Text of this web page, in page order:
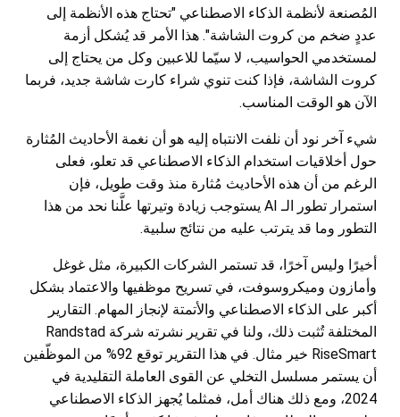
المُصنعة لأنظمة الذكاء الاصطناعي "تحتاج هذه الأنظمة إلى
عددٍ ضخم من كروت الشاشة". هذا الأمر قد يُشكل أزمة
لمستخدمي الحواسيب، لا سيّما للاعبين وكل من يحتاج إلى
كروت الشاشة، فإذا كنت تنوي شراء كارت شاشة جديد، فربما
الآن هو الوقت المناسب.
شيء آخر نود أن نلفت الانتباه إليه هو أن نغمة الأحاديث المُثارة
حول أخلاقيات استخدام الذكاء الاصطناعي قد تعلو، فعلى
الرغم من أن هذه الأحاديث مُثارة منذ وقت طويل، فإن
استمرار تطور الـ AI يستوجب زيادة وتيرتها علَّنا نحد من هذا
التطور وما قد يترتب عليه من نتائج سلبية.
أخيرًا وليس آخرًا، قد تستمر الشركات الكبيرة، مثل غوغل
وأمازون وميكروسوفت، في تسريح موظفيها والاعتماد بشكل
أكبر على الذكاء الاصطناعي والأتمتة لإنجاز المهام. التقارير
المختلفة تُثبت ذلك، ولنا في تقرير نشرته شركة Randstad
RiseSmart خير مثال. في هذا التقرير توقع 92% من الموظّفين
أن يستمر مسلسل التخلي عن القوى العاملة التقليدية في
2024، ومع ذلك هناك أمل، فمثلما يُجهز الذكاء الاصطناعي